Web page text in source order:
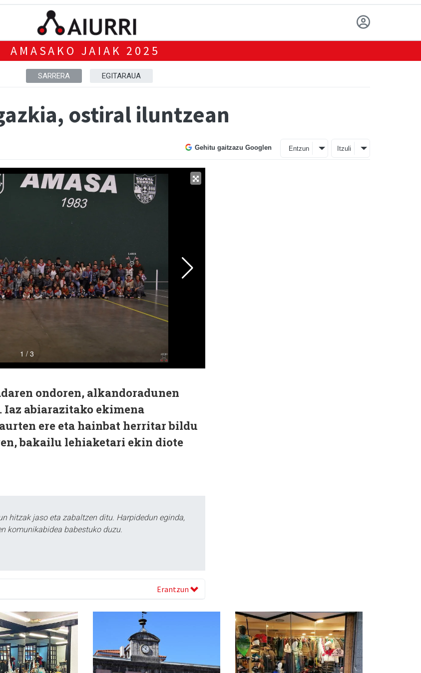
AMASAKO JAIAK 2025
SARRERA EGITARAUA
ostiral iluntzean
Gehitu gaitzazu Googlen Entzun Itzuli
ondoren, alkandoradunen
Iaz abiarazitako ekimena
ere eta hainbat herritar bildu
bakailu lehiaketari ekin diote
hitzak jaso eta zabaltzen ditu. Harpidedun eginda,
komunikabidea babestuko duzu.
Erantzun